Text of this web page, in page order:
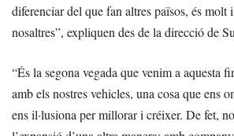
diferenciar del que fan altres països, és molt
nosaltres”, expliquen des de la direcció de
“És la segona vegada que venim a aquesta
amb els nostres vehicles, una cosa que ens
ens il·lusiona per millorar i créixer. De fet,